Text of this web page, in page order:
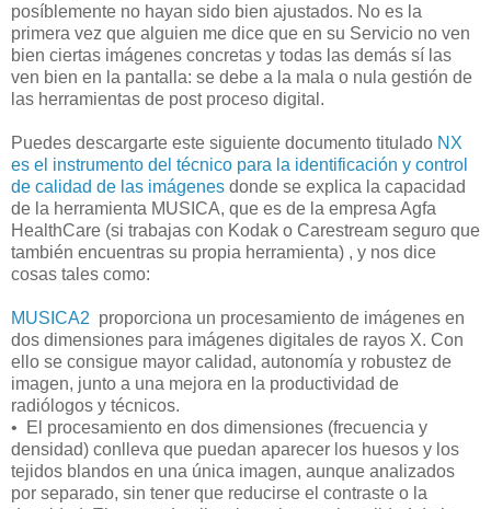
posíblemente no hayan sido bien ajustados. No es la
primera vez que alguien me dice que en su Servicio no ven
bien ciertas imágenes concretas y todas las demás sí las
ven bien en la pantalla: se debe a la mala o nula gestión de
las herramientas de post proceso digital.
Puedes descargarte este siguiente documento titulado NX
es el instrumento del técnico para la identificación y control
de calidad de las imágenes donde se explica la capacidad
de la herramienta MUSICA, que es de la empresa Agfa
HealthCare (si trabajas con Kodak o Carestream seguro que
también encuentras su propia herramienta) , y nos dice
cosas tales como:
MUSICA2 proporciona un procesamiento de imágenes en
dos dimensiones para imágenes digitales de rayos X. Con
ello se consigue mayor calidad, autonomía y robustez de
imagen, junto a una mejora en la productividad de
radiólogos y técnicos.
•
El procesamiento en dos dimensiones (frecuencia y
densidad) conlleva que puedan aparecer los huesos y los
tejidos blandos en una única imagen, aunque analizados
por separado, sin tener que reducirse el contraste o la